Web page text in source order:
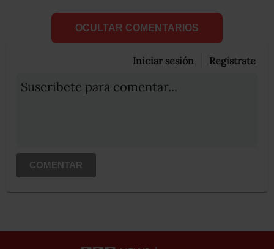
OCULTAR COMENTARIOS
Iniciar sesión Registrate
Suscribete para comentar...
COMENTAR